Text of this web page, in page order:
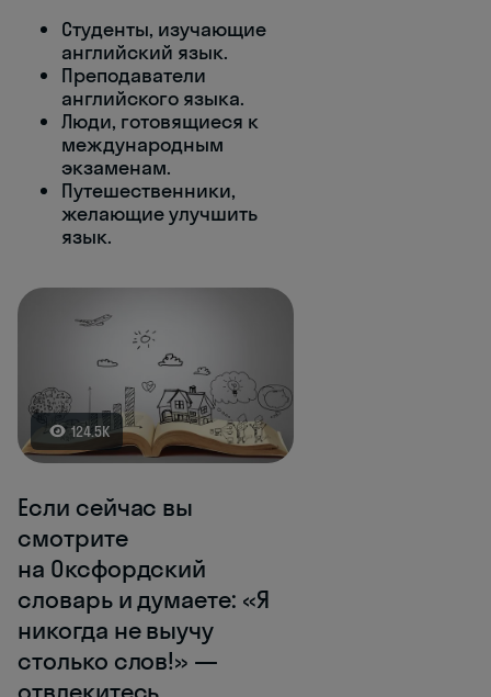
Студенты, изучающие
английский язык.
Преподаватели
английского языка.
Люди, готовящиеся к
международным
экзаменам.
Путешественники,
желающие улучшить
язык.
124.5K
Если сейчас вы
смотрите
на Оксфордский
словарь и думаете: «Я
никогда не выучу
столько слов!» —